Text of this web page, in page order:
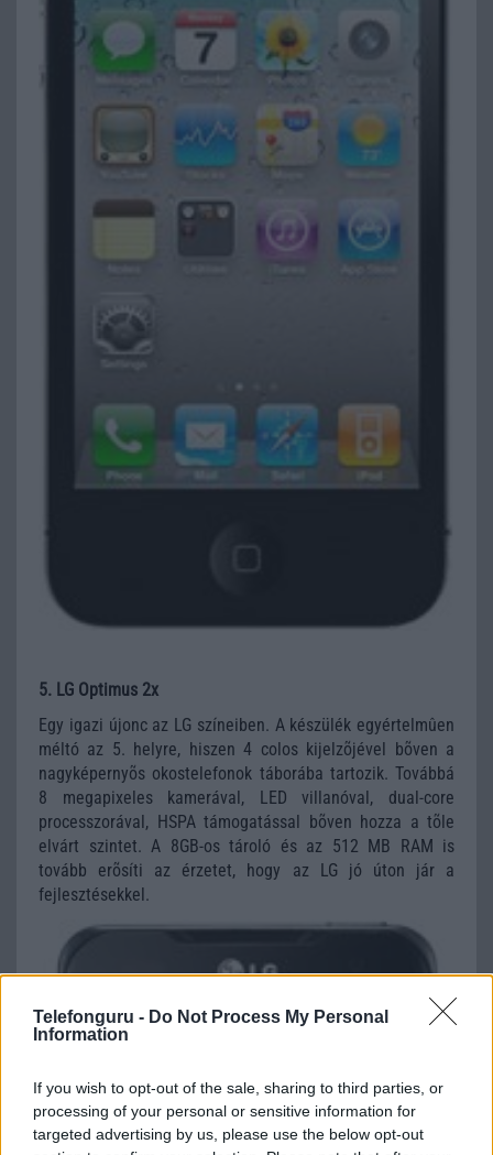
Telefonguru - Do Not Process My Personal
Information
If you wish to opt-out of the sale, sharing to third parties, or
processing of your personal or sensitive information for
targeted advertising by us, please use the below opt-out
5. LG Optimus 2x
Egy igazi újonc az LG színeiben. A készülék egyértelmûen
méltó az 5. helyre, hiszen 4 colos kijelzõjével bõven a
nagyképernyõs okostelefonok táborába tartozik. Továbbá
8 megapixeles kamerával, LED villanóval, dual-core
processzorával, HSPA támogatással bõven hozza a tõle
elvárt szintet. A 8GB-os tároló és az 512 MB RAM is
tovább erõsíti az érzetet, hogy az LG jó úton jár a
fejlesztésekkel.